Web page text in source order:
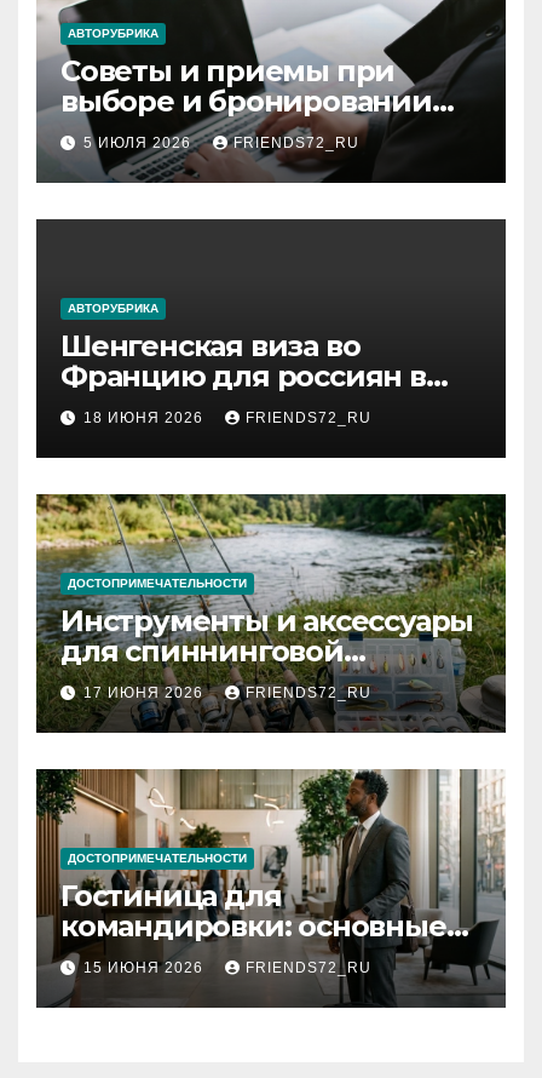
АВТОРУБРИКА
Советы и приемы при
выборе и бронировании
авиабилетов
5 ИЮЛЯ 2026 FRIENDS72_RU
АВТОРУБРИКА
Шенгенская виза во
Францию для россиян в
2026 году: сроки от 3 дней
и список необходимых
документов
18 ИЮНЯ 2026 FRIENDS72_RU
ДОСТОПРИМЕЧАТЕЛЬНОСТИ
Инструменты и аксессуары
для спиннинговой
рыбалки: назначение и
типы
17 ИЮНЯ 2026 FRIENDS72_RU
ДОСТОПРИМЕЧАТЕЛЬНОСТИ
Гостиница для
командировки: основные
критерии выбора
15 ИЮНЯ 2026 FRIENDS72_RU